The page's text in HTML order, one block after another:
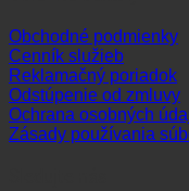
Obchodné podmienky
Cenník služieb
Reklamačný poriadok
Odstúpenie od zmluvy
Ochrana osobných
Zásady používania